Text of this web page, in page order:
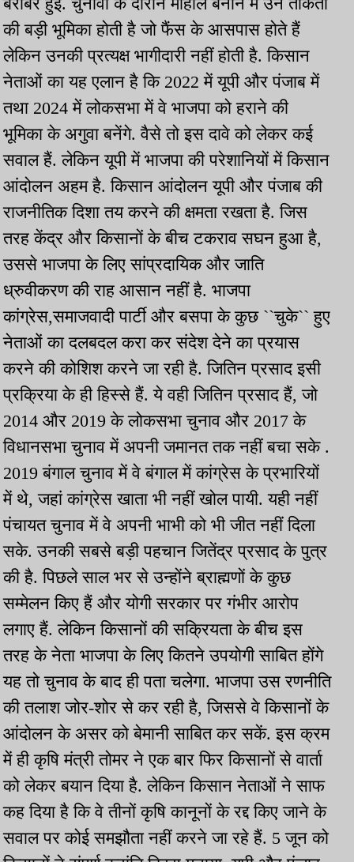
की बड़ी भूमिका होती है जो फैंस के आसपास होते हैं
लेकिन उनकी प्रत्यक्ष भागीदारी नहीं होती है. किसान
नेताओं का यह एलान है कि 2022 में यूपी और पंजाब में
तथा 2024 में लोकसभा में वे भाजपा को हराने की
भूमिका के अगुवा बनेंगे. वैसे तो इस दावे को लेकर कई
सवाल हैं. लेकिन यूपी में भाजपा की परेशानियों में किसान
आंदोलन अहम है. किसान आंदोलन यूपी और पंजाब की
राजनीतिक दिशा तय करने की क्षमता रखता है. जिस
तरह केंद्र और किसानों के बीच टकराव सघन हुआ है,
उससे भाजपा के लिए सांप्रदायिक और जाति
ध्रुवीकरण की राह आसान नहीं है. भाजपा
कांग्रेस,समाजवादी पार्टी और बसपा के कुछ ``चुके`` हुए
नेताओं का दलबदल करा कर संदेश देने का प्रयास
करने की कोशिश करने जा रही है. जितिन प्रसाद इसी
प्रक्रिया के ही हिस्से हैं. ये वही जितिन प्रसाद हैं, जो
2014 और 2019 के लोकसभा चुनाव और 2017 के
विधानसभा चुनाव में अपनी जमानत तक नहीं बचा सके .
2019 बंगाल चुनाव में वे बंगाल में कांग्रेस के प्रभारियों
में थे, जहां कांग्रेस खाता भी नहीं खोल पायी. यही नहीं
पंचायत चुनाव में वे अपनी भाभी को भी जीत नहीं दिला
सके. उनकी सबसे बड़ी पहचान जितेंद्र प्रसाद के पुत्र
की है. पिछले साल भर से उन्होंने ब्राह्मणों के कुछ
सम्मेलन किए हैं और योगी सरकार पर गंभीर आरोप
लगाए हैं. लेकिन किसानों की सक्रियता के बीच इस
तरह के नेता भाजपा के लिए कितने उपयोगी साबित होंगे
यह तो चुनाव के बाद ही पता चलेगा. भाजपा उस रणनीति
की तलाश जोर-शोर से कर रही है, जिससे वे किसानों के
आंदोलन के असर को बेमानी साबित कर सकें. इस क्रम
में ही कृषि मंत्री तोमर ने एक बार फिर किसानों से वार्ता
को लेकर बयान दिया है. लेकिन किसान नेताओं ने साफ
कह दिया है कि वे तीनों कृषि कानूनों के रद्द किए जाने के
सवाल पर कोई समझौता नहीं करने जा रहे हैं. 5 जून को